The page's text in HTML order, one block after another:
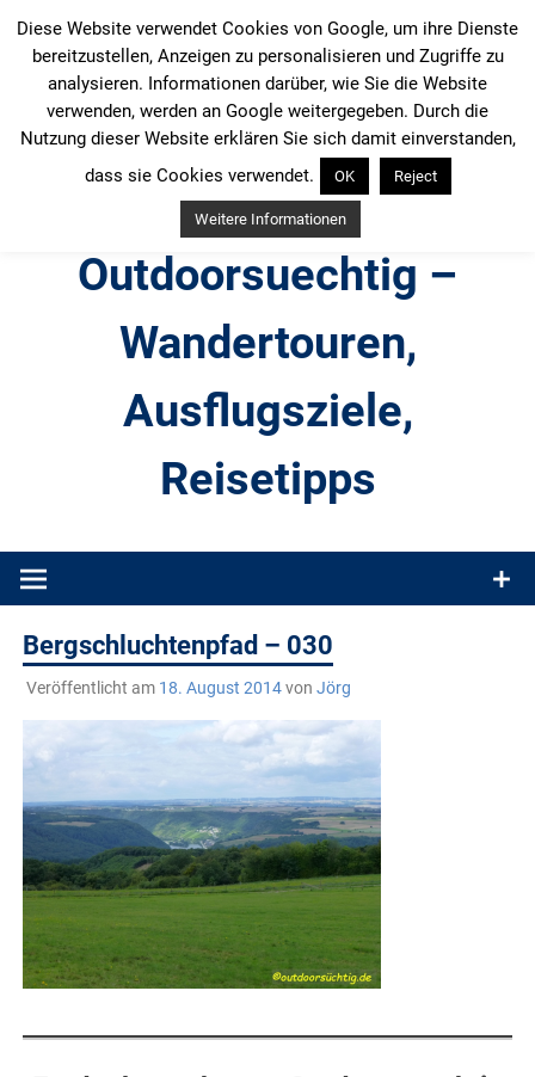
Inhalt
springen
Outdoorsuechtig –
Wandertouren,
Ausflugsziele,
Reisetipps
Produkttests und Buchrezensionen. Ein Blog für alle, die gern
Bergschluchtenpfad – 030
Veröffentlicht am 18. August 2014von Jörg
Diese Website verwendet Cookies von Google, um ihre Dienste
bereitzustellen, Anzeigen zu personalisieren und Zugriffe zu
analysieren. Informationen darüber, wie Sie die Website
verwenden, werden an Google weitergegeben. Durch die
Nutzung dieser Website erklären Sie sich damit einverstanden,
dass sie Cookies verwendet.
OK Reject
Weitere Informationen